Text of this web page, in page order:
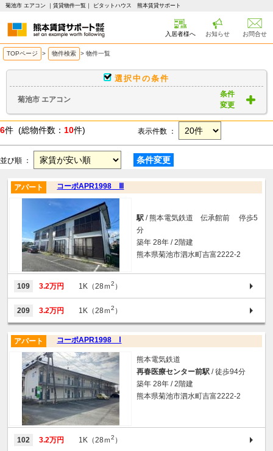
菊池市 エアコン ｜賃貸物件一覧｜ ピタットハウス 熊本賃貸サポート
入居者様へ お知らせ お問合せ
TOPページ > 物件検索 > 物件一覧
選択中の条件
菊池市 エアコン
条件
変更
6件 (総物件数： 10件) 表示件数 ：
並び順 ： 条件変更
コーポAPR1998 Ⅲ
アパート
駅 / 熊本電気鉄道 伝承館前 停歩5
分
築年 28年 / 2階建
熊本県菊池市泗水町吉富2222-2
109 3.2万円 1K（28ｍ2 ）
209 3.2万円 1K（28ｍ2 ）
コーポAPR1998 Ⅰ
アパート
熊本電気鉄道
再春医療センター前駅 / 徒歩94分
築年 28年 / 2階建
熊本県菊池市泗水町吉富2222-2
102 3.2万円 1K（28ｍ2 ）